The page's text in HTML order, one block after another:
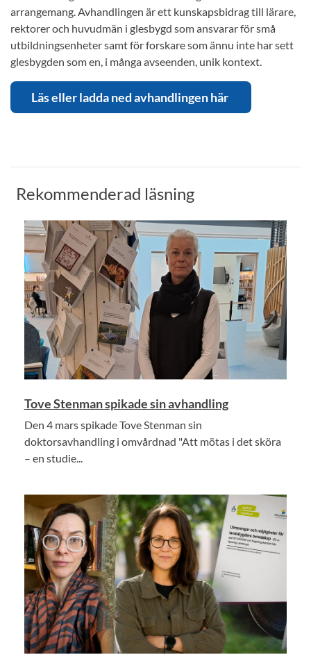
arrangemang. Avhandlingen är ett kunskapsbidrag till lärare,
rektorer och huvudmän i glesbygd som ansvarar för små
utbildningsenheter samt för forskare som ännu inte har sett
glesbygden som en, i många avseenden, unik kontext.
Läs eller ladda ned avhandlingen här
Rekommenderad läsning
Tove Stenman spikade sin avhandling
Den 4 mars spikade Tove Stenman sin
doktorsavhandling i omvårdnad "Att mötas i det sköra
– en studie...